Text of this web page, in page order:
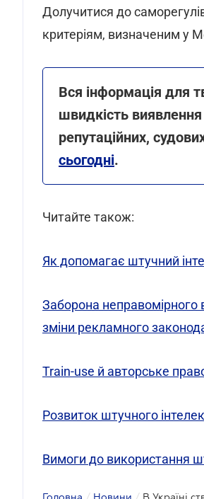
Долучитися до
критеріям, визначеним у
Вся інформація для
швидкість виявлення
репутаційних,
сьогодні.
Читайте також:
Як допомагає штучний
Заборона неправомірного
зміни рекламного
Train-use й авторське
Розвиток штучного
Вимоги до використання